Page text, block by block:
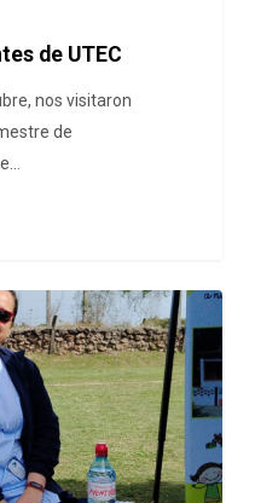
de UTEC
nos visitaron
de